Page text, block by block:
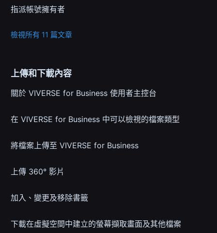
指派帳號擁有者
檢視所有 11 篇文章
上傳和下載內容
關於 VIVERSE for Business 使用者主控台
在 VIVERSE for Business 中可以檢視的檔案類型
將檔案上傳至 VIVERSE for Business
上傳 360° 影片
加入、變更及移除書籤
下載在虛擬空間中建立的螢幕擷取畫面及其他檔案